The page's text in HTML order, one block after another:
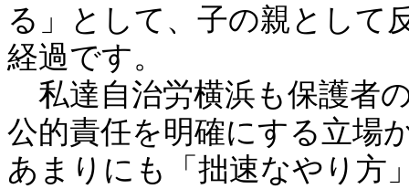
る」として、子の親として
経過です。
私達自治労横浜も保護者
公的責任を明確にする立場
あまりにも「拙速なやり方